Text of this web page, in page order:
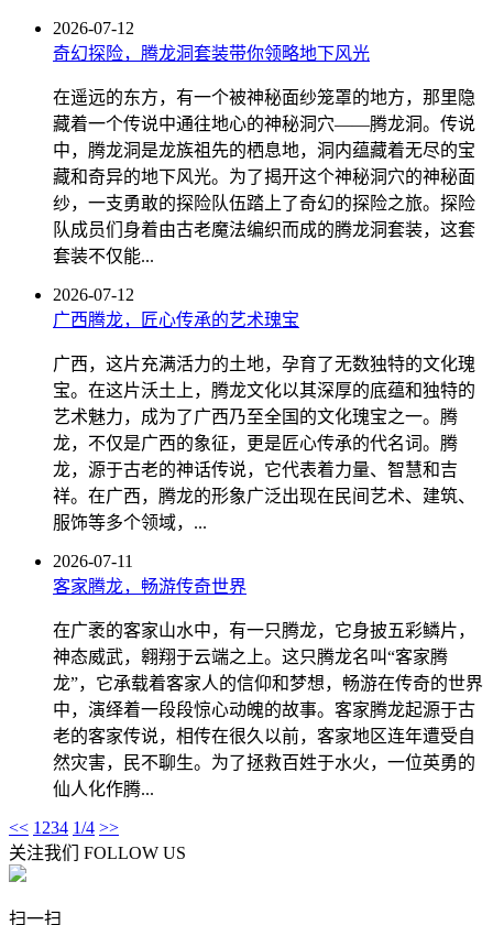
2026-07-12
奇幻探险，腾龙洞套装带你领略地下风光
在遥远的东方，有一个被神秘面纱笼罩的地方，那里隐
藏着一个传说中通往地心的神秘洞穴——腾龙洞。传说
中，腾龙洞是龙族祖先的栖息地，洞内蕴藏着无尽的宝
藏和奇异的地下风光。为了揭开这个神秘洞穴的神秘面
纱，一支勇敢的探险队伍踏上了奇幻的探险之旅。探险
队成员们身着由古老魔法编织而成的腾龙洞套装，这套
套装不仅能...
2026-07-12
广西腾龙，匠心传承的艺术瑰宝
广西，这片充满活力的土地，孕育了无数独特的文化瑰
宝。在这片沃土上，腾龙文化以其深厚的底蕴和独特的
艺术魅力，成为了广西乃至全国的文化瑰宝之一。腾
龙，不仅是广西的象征，更是匠心传承的代名词。腾
龙，源于古老的神话传说，它代表着力量、智慧和吉
祥。在广西，腾龙的形象广泛出现在民间艺术、建筑、
服饰等多个领域，...
2026-07-11
客家腾龙，畅游传奇世界
在广袤的客家山水中，有一只腾龙，它身披五彩鳞片，
神态威武，翱翔于云端之上。这只腾龙名叫“客家腾
龙”，它承载着客家人的信仰和梦想，畅游在传奇的世界
中，演绎着一段段惊心动魄的故事。客家腾龙起源于古
老的客家传说，相传在很久以前，客家地区连年遭受自
然灾害，民不聊生。为了拯救百姓于水火，一位英勇的
仙人化作腾...
<< 1 234 1/4 >>
关注我们
FOLLOW US
扫一扫